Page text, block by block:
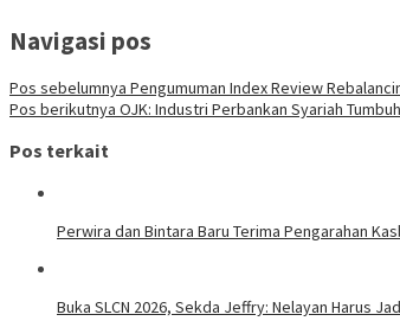
Navigasi pos
Pos sebelumnya Pengumuman Index Review
Pos berikutnya OJK: Industri Perbankan Syariah
Pos terkait
Perwira dan Bintara Baru Terima Pengarahan
Buka SLCN 2026, Sekda Jeffry: Nelayan Harus